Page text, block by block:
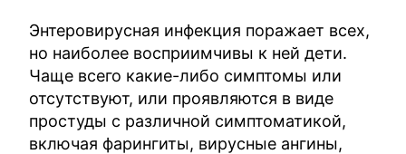
Энтеровирусная инфекция поражает всех,
но наиболее восприимчивы к ней дети.
Чаще всего какие-либо симптомы или
отсутствуют, или проявляются в виде
простуды с различной симптоматикой,
включая фарингиты, вирусные ангины,